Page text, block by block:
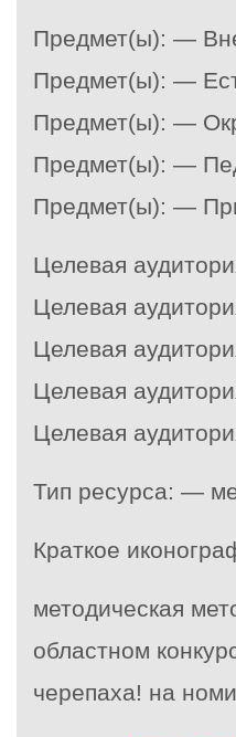
Предмет(ы): —
Предмет(ы): —
Предмет(ы): —
Предмет(ы): —
Предмет(ы): —
Целевая
Целевая
Целевая
Целевая
Целевая
Тип ресурса: —
Краткое
методическая
областном
черепаха! на